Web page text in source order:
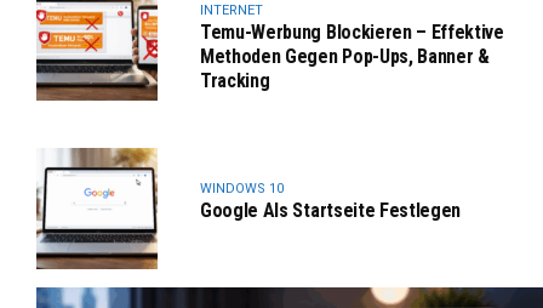
INTERNET
Temu-Werbung Blockieren – Effektive
Methoden Gegen Pop-Ups, Banner &
Tracking
WINDOWS 10
Google Als Startseite Festlegen